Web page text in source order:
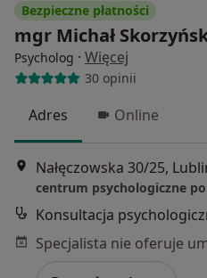
Bezpieczne płatności
mgr Michał
Psycholog · Więcej
30 opinii
Adres Online
Nałęczowska 30/25,
centrum psychologiczne
Konsultacja